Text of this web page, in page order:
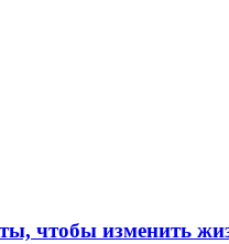
чтобы изменить